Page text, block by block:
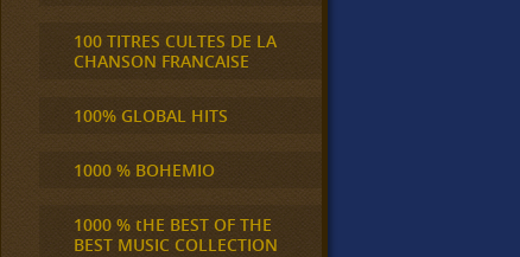
100 TITRES CULTES DE LA
CHANSON FRANCAISE
100% GLOBAL HITS
1000 % BOHEMIO
1000 % tHE BEST OF THE
BEST MUSIC COLLECTION